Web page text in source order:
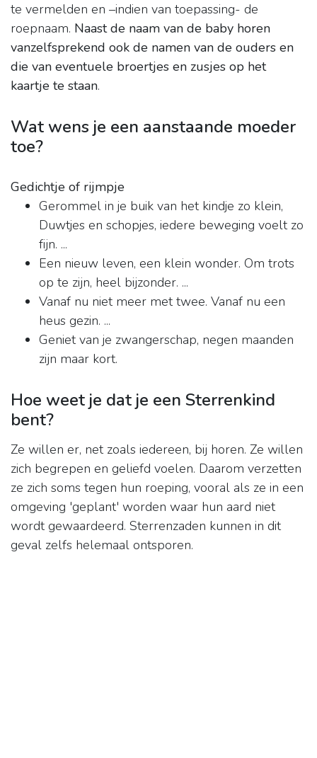
te vermelden en –indien van toepassing- de
roepnaam. Naast de naam van de baby horen
vanzelfsprekend ook de namen van de ouders en
die van eventuele broertjes en zusjes op het
kaartje te staan.
Wat wens je een aanstaande moeder
toe?
Gedichtje of rijmpje
Gerommel in je buik van het kindje zo klein,
Duwtjes en schopjes, iedere beweging voelt zo
fijn. ...
Een nieuw leven, een klein wonder. Om trots
op te zijn, heel bijzonder. ...
Vanaf nu niet meer met twee. Vanaf nu een
heus gezin. ...
Geniet van je zwangerschap, negen maanden
zijn maar kort.
Hoe weet je dat je een Sterrenkind
bent?
Ze willen er, net zoals iedereen, bij horen. Ze willen
zich begrepen en geliefd voelen. Daarom verzetten
ze zich soms tegen hun roeping, vooral als ze in een
omgeving 'geplant' worden waar hun aard niet
wordt gewaardeerd. Sterrenzaden kunnen in dit
geval zelfs helemaal ontsporen.